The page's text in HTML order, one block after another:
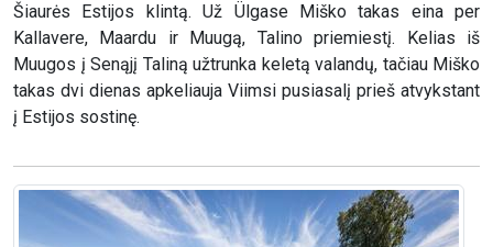
Šiaurės Estijos klintą. Už Ülgase Miško takas eina per
Kallavere, Maardu ir Muugą, Talino priemiestį. Kelias iš
Muugos į Senąjį Taliną užtrunka keletą valandų, tačiau Miško
takas dvi dienas apkeliauja Viimsi pusiasalį prieš atvykstant
į Estijos sostinę.